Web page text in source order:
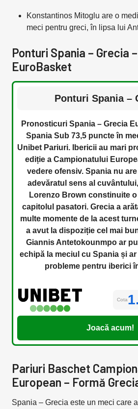
Konstantinos Mitoglu are o
meci pentru greci, în lipsa lui
Ponturi Spania – Grecia
EuroBasket
Ponturi Spania –
Pronosticuri Spania – Grecia
Spania Sub 73,5 puncte în
Unibet Pariuri. Ibericii au mari
ediție a Campionatului
vedere ofensiv. Spania nu
adevăratul sens al
Lorenzo Brown constinuite
capitolul pasatori. Grecia a
multe momente de la acest
a avut la dispoziție cel mai
Giannis Antetokounmpo ar
echipă la meciul cu Spania și
probleme pentru iberici
Cota
Joacă acum!
Pariuri Baschet
European – Formă
Spania – Grecia este un meci care